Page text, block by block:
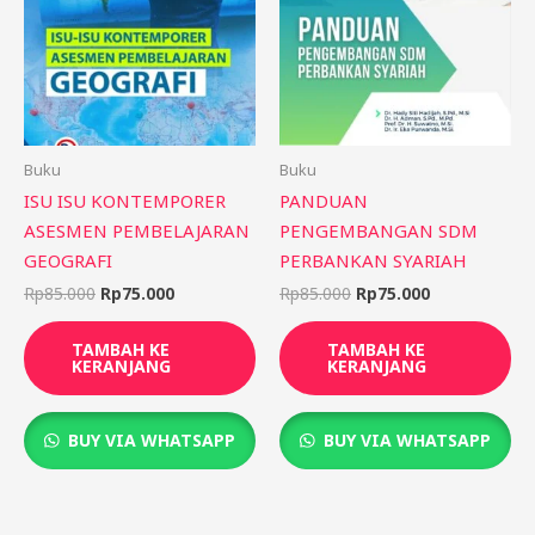
Buku
ISU ISU KONTEMPORER
ASESMEN PEMBELAJARAN
GEOGRAFI
Rp85.000 Rp75.000
TAMBAH KE
KERANJANG
BUY VIA WHATSAPP
Buku
PANDUAN
PENGEMBANGAN SDM
PERBANKAN SYARIAH
Rp85.000 Rp75.000
TAMBAH KE
KERANJANG
BUY VIA WHATSAPP